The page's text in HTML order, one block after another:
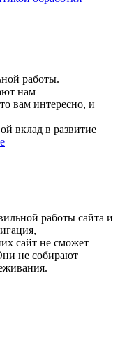
работы.
нам
вам интересно, и
вклад в развитие
работы сайта и
сайт не сможет
не собирают